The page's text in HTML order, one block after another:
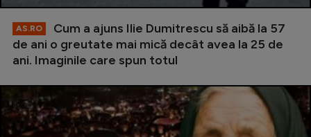
AS.RO
Cum a ajuns Ilie Dumitrescu să aibă la 57
de ani o greutate mai mică decât avea la 25 de
ani. Imaginile care spun totul